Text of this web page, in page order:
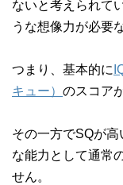
ないと考えられて
うな想像力が必要
つまり、基本的に
キュー） のスコア
その一方でSQが
な能力として通常
せん。